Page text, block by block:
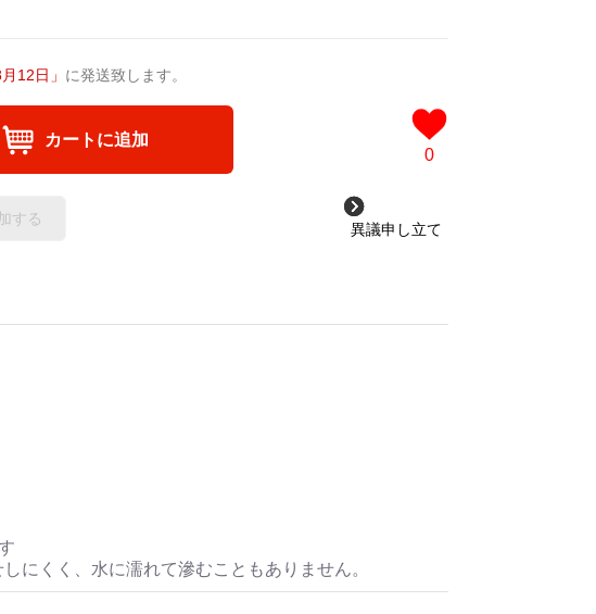
き、海好きのためのイラストに
デザインなどの仕事も自分のセンスを活かせる、
方法の一つであると考えている。
12日 」 に発送致します。
カートに追加
0
する
異議申し立て
にくく、水に濡れて滲むこともありません。